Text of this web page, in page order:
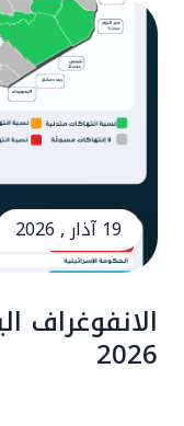
19 آذار , 2026
2026